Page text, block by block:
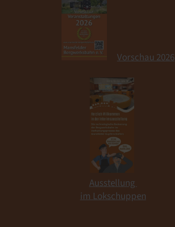
Vorschau 2026
Ausstellung
im Lokschuppen